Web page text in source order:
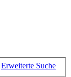
Erweiterte Suche